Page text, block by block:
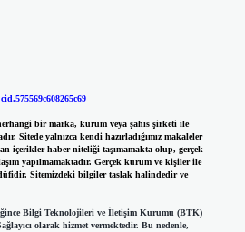
bir marka, kurum veya şahıs şirketi ile
Sitede yalnızca kendi hazırladığımız makaleler
içerikler haber niteliği taşımamakta olup, gerçek
yapılmamaktadır. Gerçek kurum ve kişiler ile
Sitemizdeki bilgiler taslak halindedir ve
Bilgi Teknolojileri ve İletişim Kurumu (BTK)
olarak hizmet vermektedir. Bu nedenle,